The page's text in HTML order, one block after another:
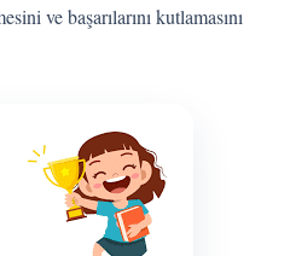
ve başarılarını kutlamasını